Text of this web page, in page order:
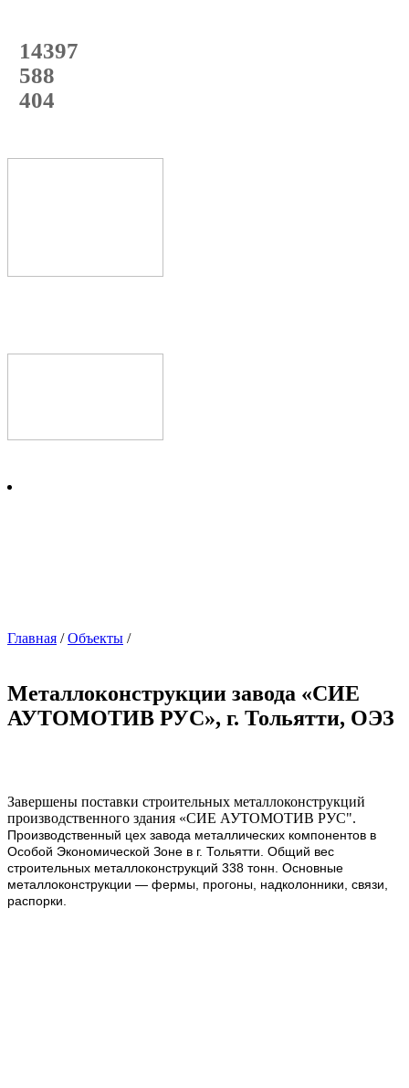
14397
с начала года
588
с начала месяца
404
с начала недели
Главная /Объекты /
Металлоконструкции завода «СИЕ
АУТОМОТИВ РУС», г. Тольятти, ОЭЗ
Завершены поставки строительных металлоконструкций
производственного здания «СИЕ АУТОМОТИВ РУС".
Производственный цех завода металлических компонентов в
Особой Экономической Зоне в г. Тольятти. Общий вес
строительных металлоконструкций 338 тонн. Основные
металлоконструкции — фермы, прогоны, надколонники, связи,
распорки.